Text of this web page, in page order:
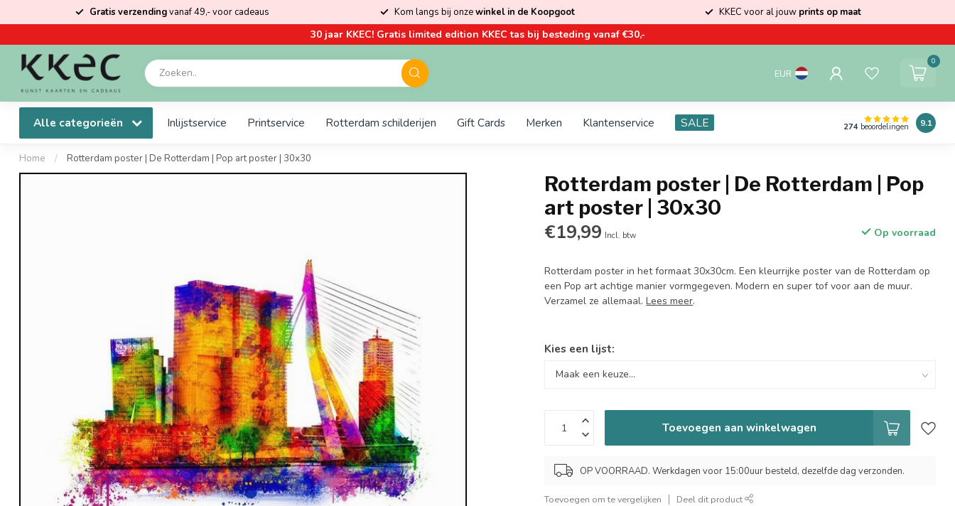
Gratis verzendingvanaf 49,- voor cadeaus Kom langs bij onzewinkel in de Koopgoot KKEC voor al jouw prints op maat
30 jaar KKEC! Gratis limited edition KKEC tas bij besteding vanaf €30,-
EUR
0
Alle categorieën Inlijstservice Printservice Rotterdam schilderijen Gift Cards Merken Klantenservice SALE 274 beoordelingen 9.1
Home / Rotterdam poster | De Rotterdam | Pop art poster | 30x30
Rotterdam poster | De Rotterdam | Pop
art poster | 30x30
€19,99 Incl. btw Op voorraad
Rotterdam poster in het formaat 30x30cm. Een kleurrijke poster van de Rotterdam op
een Pop art achtige manier vormgegeven. Modern en super tof voor aan de muur.
Verzamel ze allemaal.Lees meer.
Kies een lijst:
Toevoegen aan winkelwagen
OP VOORRAAD. Werkdagen voor 15:00uur besteld, dezelfde dag verzonden.
Toevoegen om te vergelijken Deel dit product